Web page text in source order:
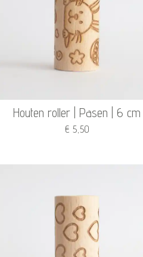
Houten roller | Pasen | 6 cm
€ 5,50